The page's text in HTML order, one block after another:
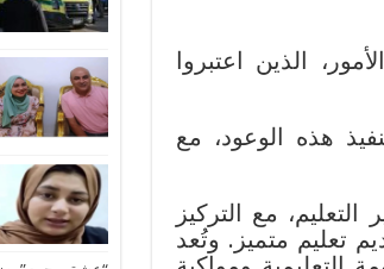
الذين اعتبروا
هذه الوعود، مع
في إطار رؤية مصر 2030 لتطوير التعليم، مع التركيز
تعليم متميز. وتُعد